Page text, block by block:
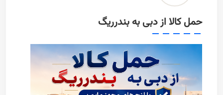
حمل کالا از دبی به بندرریگ